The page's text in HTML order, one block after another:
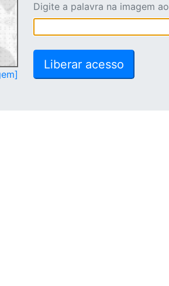
Digite a palavra na imagem